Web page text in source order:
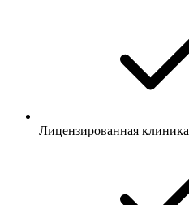
Лицензированная клиника